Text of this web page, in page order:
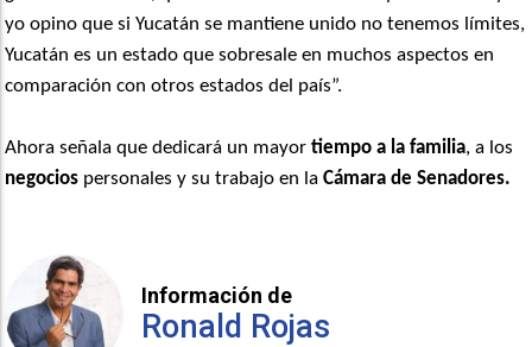
yo opino que si Yucatán se mantiene unido no tenemos límites,
Yucatán es un estado que sobresale en muchos aspectos en
comparación con otros estados del país”.
Ahora señala que dedicará un mayor tiempo a la familia, a los
negocios personales y su trabajo en la Cámara de Senadores.
Información de
Ronald Rojas